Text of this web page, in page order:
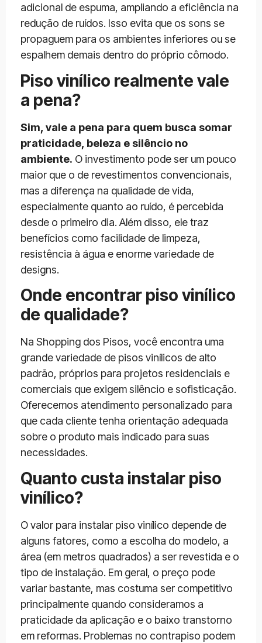
adicional de espuma, ampliando a eficiência na
redução de ruídos. Isso evita que os sons se
propaguem para os ambientes inferiores ou se
espalhem demais dentro do próprio cômodo.
Piso vinílico realmente vale
a pena?
Sim, vale a pena para quem busca somar
praticidade, beleza e silêncio no
ambiente. O investimento pode ser um pouco
maior que o de revestimentos convencionais,
mas a diferença na qualidade de vida,
especialmente quanto ao ruído, é percebida
desde o primeiro dia. Além disso, ele traz
benefícios como facilidade de limpeza,
resistência à água e enorme variedade de
designs.
Onde encontrar piso vinílico
de qualidade?
Na Shopping dos Pisos, você encontra uma
grande variedade de pisos vinílicos de alto
padrão, próprios para projetos residenciais e
comerciais que exigem silêncio e sofisticação.
Oferecemos atendimento personalizado para
que cada cliente tenha orientação adequada
sobre o produto mais indicado para suas
necessidades.
Quanto custa instalar piso
vinílico?
O valor para instalar piso vinílico depende de
alguns fatores, como a escolha do modelo, a
área (em metros quadrados) a ser revestida e o
tipo de instalação. Em geral, o preço pode
variar bastante, mas costuma ser competitivo
principalmente quando consideramos a
praticidade da aplicação e o baixo transtorno
em reformas. Problemas no contrapiso podem